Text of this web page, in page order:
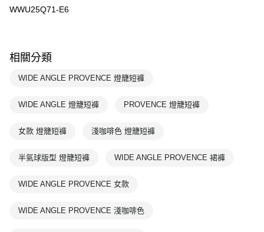
WWU25Q71-E6
相關分類
WIDE ANGLE PROVENCE 燈籠短褲
WIDE ANGLE 燈籠短褲 PROVENCE 燈籠短褲
女款 燈籠短褲 淺咖啡色 燈籠短褲
半氣球版型 燈籠短褲 WIDE ANGLE PROVENCE 裙褲
WIDE ANGLE PROVENCE 女款
WIDE ANGLE PROVENCE 淺咖啡色